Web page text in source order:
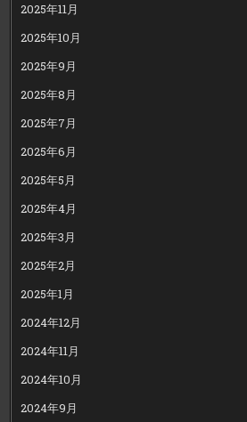
2025年11月
2025年10月
2025年9月
2025年8月
2025年7月
2025年6月
2025年5月
2025年4月
2025年3月
2025年2月
2025年1月
2024年12月
2024年11月
2024年10月
2024年9月